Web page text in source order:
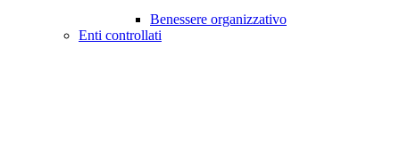
Benessere organizzativo
Enti controllati